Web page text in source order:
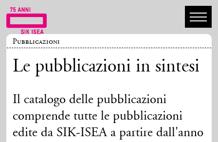
Pubblicazioni
Le pubblicazioni in sintesi
Il catalogo delle pubblicazioni
comprende tutte le pubblicazioni
edite da SIK-ISEA a partire dall'anno